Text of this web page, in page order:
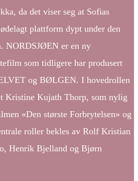
da det viser seg at Sofias
plattform dypt under den
NORDSJØEN er en ny
som tidligere har produsert
og BØLGEN. I hovedrollen
Kristine Kujath Thorp, som nylig
«Den største Forbrytelsen» og
roller bekles av Rolf Kristian
Henrik Bjelland og Bjørn